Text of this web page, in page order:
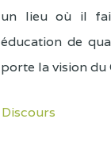
un lieu où il
éducation de
porte la vision du
Discours